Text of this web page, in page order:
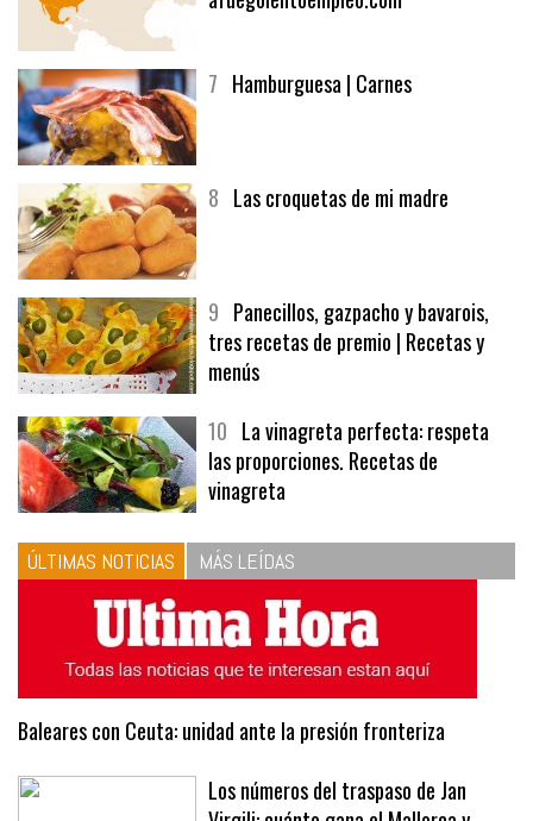
6Bolsa de trabajo:
9Panecillos, gazpacho y bavarois,
tres recetas de premio | Recetas y
menús
10La vinagreta perfecta: respeta
las proporciones. Recetas de
vinagreta
ÚLTIMAS NOTICIAS MÁS LEÍDAS
Baleares con Ceuta: unidad ante la presión fronteriza